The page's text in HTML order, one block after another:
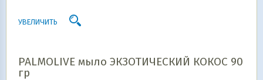
УВЕЛИЧИТЬ
PALMOLIVE мыло ЭКЗОТИЧЕСКИЙ КОКОС 90
гр